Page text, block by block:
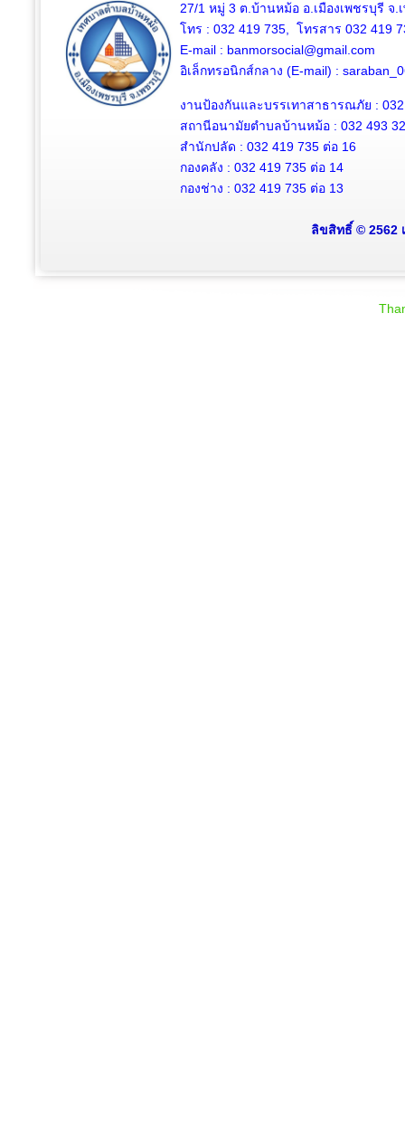
27/1 หมู่ 3 ต.บ้านหม้อ อ.เมืองเพชรบุรี จ.
โทร : 032 419 735, โทรสาร 032 419
E-mail : banmorsocial@gmail.com
อิเล็กทรอนิกส์กลาง (E-mail) :
งานป้องกันและบรรเทาสาธารณภัย :
สถานีอนามัยตำบลบ้านหม้อ : 032 493
สำนักปลัด : 032 419 735 ต่อ 16
กองคลัง : 032 419 735 ต่อ 14
กองช่าง : 032 419 735 ต่อ 13
ลิขสิทธิ์ © 2562